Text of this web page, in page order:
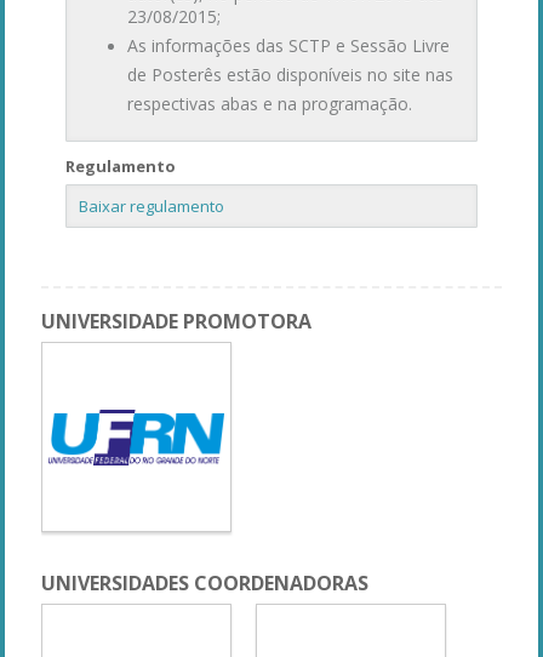
23/08/2015;
As informações das SCTP e Sessão Livre
de Posterês estão disponíveis no site nas
respectivas abas e na programação.
Regulamento
Baixar regulamento
UNIVERSIDADE PROMOTORA
UNIVERSIDADES COORDENADORAS